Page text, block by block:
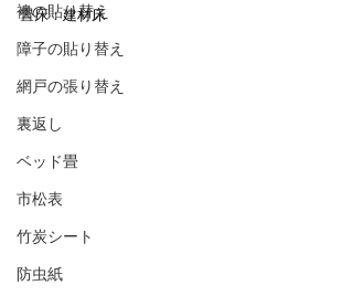
襖の貼り替え
障子の貼り替え
網戸の張り替え
裏返し
ベッド畳
市松表
竹炭シート
防虫紙
畳床：建材床